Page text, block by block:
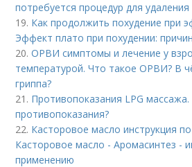
потребуется процедур для
19. Как продолжить похудение при
Эффект плато при похудении:
20.ОРВИ симптомы и лечение у
температурой. Что такое ОРВИ? В
гриппа?
21. Противопоказания LPG
противопоказания?
22. Касторовое масло инструкция
Касторовое масло - Аромасинтез -
применению